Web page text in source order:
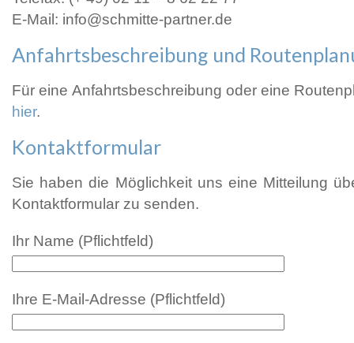
E-Mail: info@schmitte-partner.de
Anfahrtsbeschreibung und
Für eine Anfahrtsbeschreibung oder eine
hier.
Kontaktformular
Sie haben die Möglichkeit uns eine Mitteilung
Kontaktformular zu senden.
Ihr Name (Pflichtfeld)
Ihre E-Mail-Adresse (Pflichtfeld)